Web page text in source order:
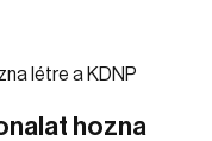
hozna